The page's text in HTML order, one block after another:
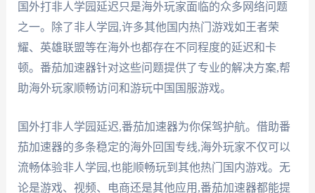
国外打非人学园延迟只是海外玩家面临的众多网络问题
之一。除了非人学园,许多其他国内热门游戏如王者荣
耀、英雄联盟等在海外也都存在不同程度的延迟和卡
顿。番茄加速器针对这些问题提供了专业的解决方案,帮
助海外玩家顺畅访问和游玩中国国服游戏。
国外打非人学园延迟,番茄加速器为你保驾护航。借助番
茄加速器的多条稳定的海外回国专线,海外玩家不仅可以
流畅体验非人学园,也能顺畅玩到其他热门国内游戏。无
论是游戏、视频、电商还是其他应用,番茄加速器都能提